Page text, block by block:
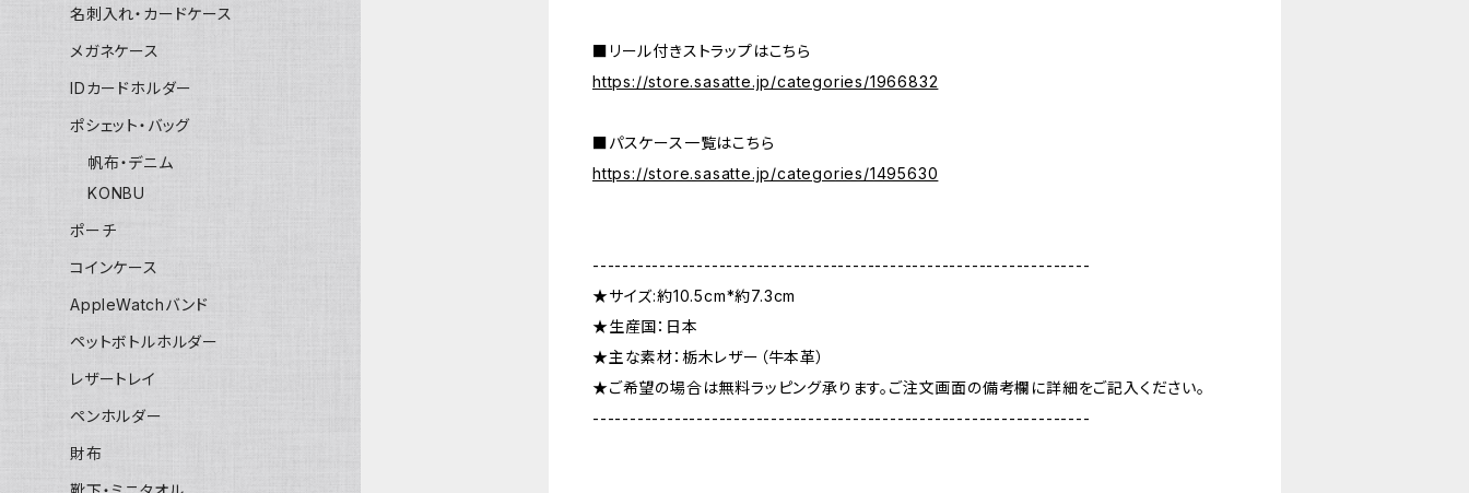
■リール付きストラップはこちら
https://store.sasatte.jp/categories/1966832
■パスケース一覧はこちら
https://store.sasatte.jp/categories/1495630
-------------------------------------------------------------------
★サイズ:約10.5cm*約7.3cm
★生産国：日本
★主な素材：栃木レザー（牛本革）
★ご希望の場合は無料ラッピング承ります。ご注文画面の備考欄に詳細をご記入ください。
-------------------------------------------------------------------
名刺入れ・カードケース
メガネケース
IDカードホルダー
ポシェット・バッグ
帆布・デニム
KONBU
ポーチ
コインケース
AppleWatchバンド
ペットボトルホルダー
レザートレイ
ペンホルダー
財布